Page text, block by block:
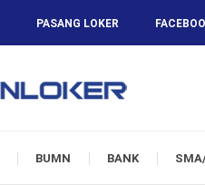
PASANG LOKER
BUMN BANK